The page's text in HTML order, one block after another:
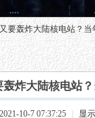
要轰炸大陆核电站？
轰炸大陆核电站
10-7 07:37:25 显